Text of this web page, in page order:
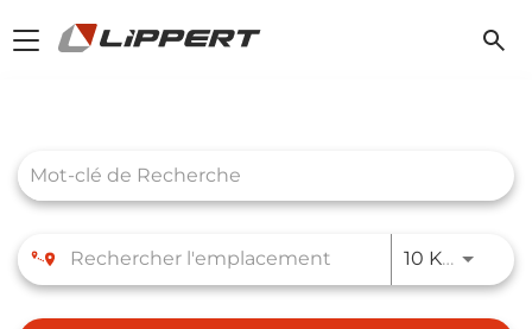
Toggle
navigation
10 KM